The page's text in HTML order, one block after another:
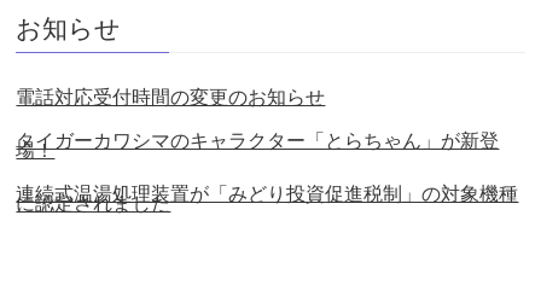
お知らせ
電話対応受付時間の変更のお知らせ
タイガーカワシマのキャラクター「とらちゃん」が新登
場！
連続式温湯処理装置が「みどり投資促進税制」の対象機種
に認定されました